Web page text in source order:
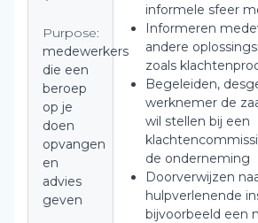
Purpose:
medewerkers
die een
beroep
op je
doen
opvangen
en
advies
geven
informele sfeer
Informeren
andere
zoals
Begeleiden,
werknemer de
wil stellen bij een
de onderneming
Doorverwijzen
hulpverlenende
bijvoorbeeld een